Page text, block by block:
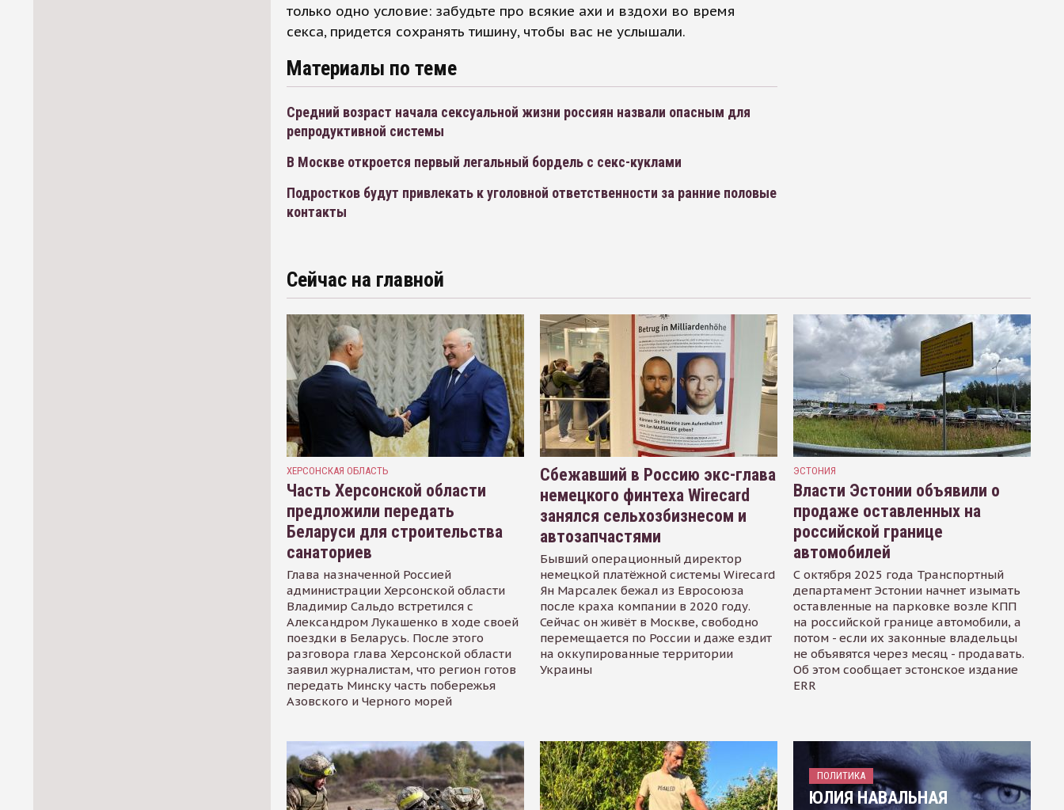
только одно условие: забудьте про всякие ахи и вздохи во время
секса, придется сохранять тишину, чтобы вас не услышали.
Материалы по теме
Средний возраст начала сексуальной жизни россиян назвали опасным для
репродуктивной системы
В Москве откроется первый легальный бордель с секс-куклами
Подростков будут привлекать к уголовной ответственности за ранние половые
контакты
Сейчас на главной
ХЕРСОНСКАЯ ОБЛАСТЬ
Часть Херсонской области
предложили передать
Беларуси для строительства
санаториев
Глава назначенной Россией
администрации Херсонской области
Владимир Сальдо встретился с
Александром Лукашенко в ходе своей
поездки в Беларусь. После этого
разговора глава Херсонской области
заявил журналистам, что регион готов
передать Минску часть побережья
Азовского и Черного морей
Сбежавший в Россию экс-глава
немецкого финтеха Wirecard
занялся сельхозбизнесом и
автозапчастями
Бывший операционный директор
немецкой платёжной системы Wirecard
Ян Марсалек бежал из Евросоюза
после краха компании в 2020 году.
Сейчас он живёт в Москве, свободно
перемещается по России и даже ездит
на оккупированные территории
Украины
ЭСТОНИЯ
Власти Эстонии объявили о
продаже оставленных на
российской границе
автомобилей
С октября 2025 года Транспортный
департамент Эстонии начнет изымать
оставленные на парковке возле КПП
на российской границе автомобили, а
потом - если их законные владельцы
не объявятся через месяц - продавать.
Об этом сообщает эстонское издание
ERR
ПОЛИТИКА
ЮЛИЯ НАВАЛЬНАЯ